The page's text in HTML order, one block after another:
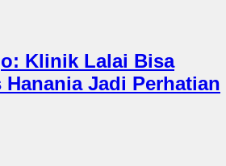
Klinik Lalai Bisa
Jadi Perhatian